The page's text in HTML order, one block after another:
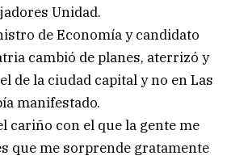
Unidad.
de Economía y candidato
cambió de planes, aterrizó y
de la ciudad capital y no en Las
manifestado.
cariño con el que la gente me
que me sorprende gratamente